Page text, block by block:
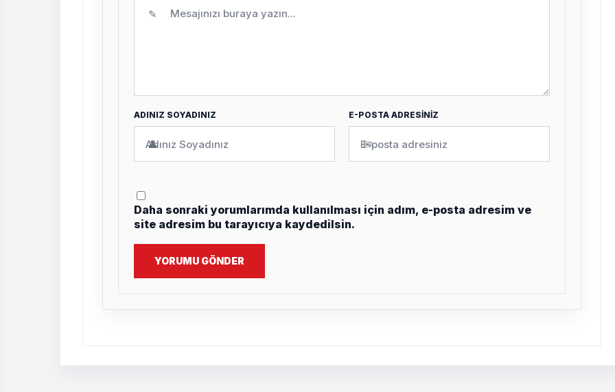
✎
ADINIZ SOYADINIZ
👤
E-POSTA ADRESİNİZ
✉
Daha sonraki yorumlarımda kullanılması için adım, e-posta adresim ve
site adresim bu tarayıcıya kaydedilsin.
YORUMU GÖNDER